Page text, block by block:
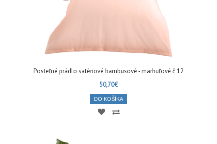
Posteľné prádlo saténové bambusové - marhuľové č.12
50,70€
DO KOŠÍKA